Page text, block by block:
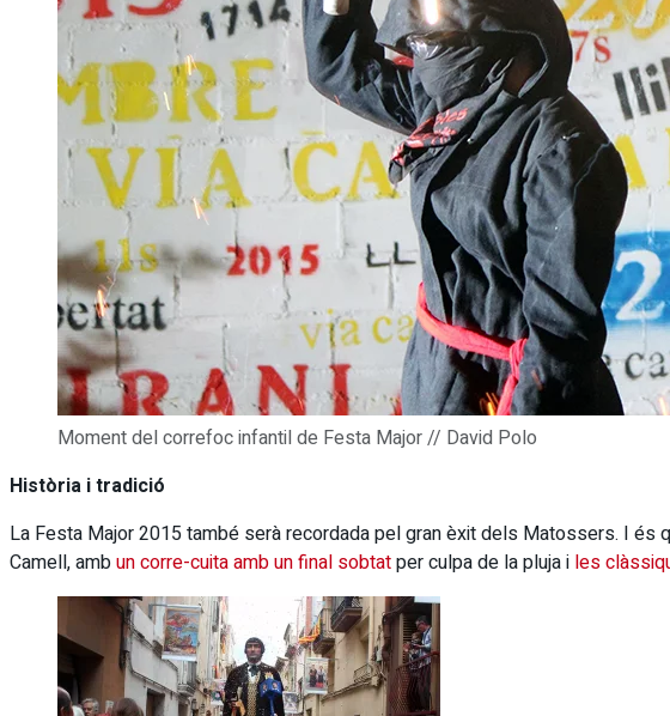
Moment del correfoc infantil de Festa Major // David Polo
Història i tradició
La Festa Major 2015 també serà recordada pel gran èxit dels Matossers. I és
Camell, ambun corre-cuita amb un final sobtatper culpa de la pluja i les